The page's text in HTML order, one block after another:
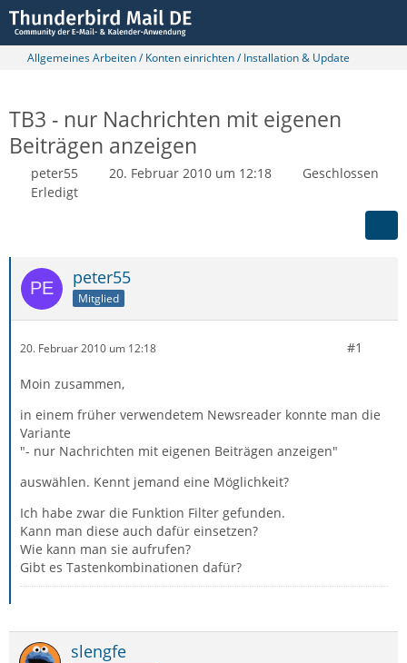
Allgemeines Arbeiten / Konten einrichten / Installation & Update
TB3 - nur Nachrichten mit eigenen
Beiträgen anzeigen
peter55 20. Februar 2010 um 12:18
Geschlossen
Erledigt
peter55
Mitglied
20. Februar 2010 um 12:18 #1
Moin zusammen,
in einem früher verwendetem Newsreader konnte man die
Variante
"- nur Nachrichten mit eigenen Beiträgen anzeigen"
auswählen. Kennt jemand eine Möglichkeit?
Ich habe zwar die Funktion Filter gefunden.
Kann man diese auch dafür einsetzen?
Wie kann man sie aufrufen?
Gibt es Tastenkombinationen dafür?
slengfe